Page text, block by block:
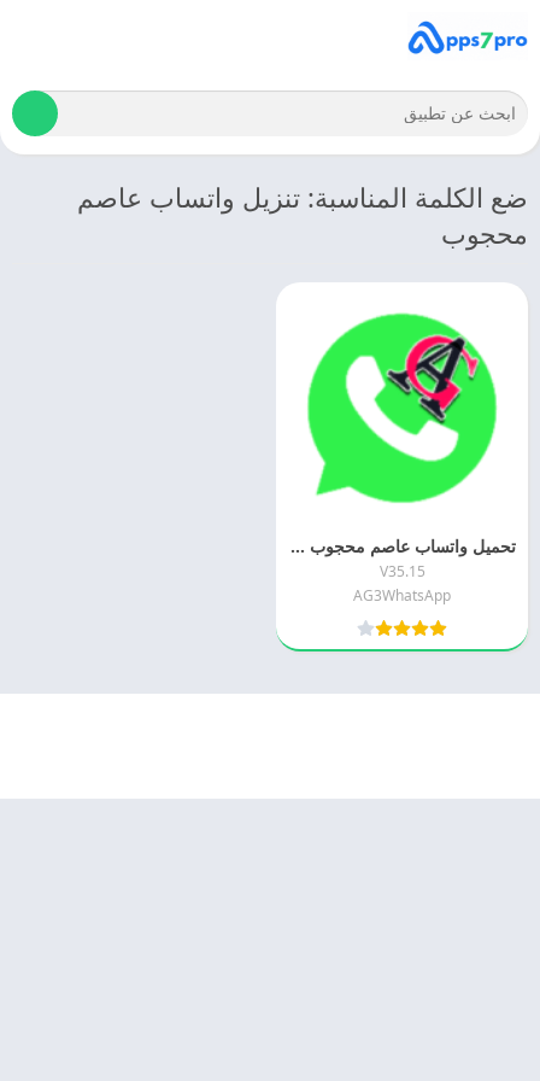
ضع الكلمة المناسبة: تنزيل واتساب عاصم
محجوب
تحميل واتساب عاصم محجوب الاخضر 2026 AG3WhatsApp اخر اصدار مجانا
V35.15
AG3WhatsApp